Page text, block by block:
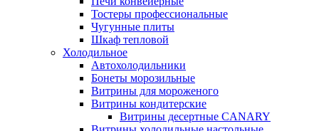
Тостеры профессиональные
Чугунные плиты
Шкаф тепловой
Холодильное
Автохолодильники
Бонеты морозильные
Витрины для мороженого
Витрины кондитерские
Витрины десертные CANARY